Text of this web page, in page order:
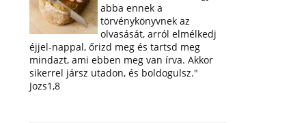
abba ennek a
törvénykönyvnek az
olvasását, arról elmélkedj
éjjel-nappal, őrizd meg és tartsd meg
mindazt, ami ebben meg van írva. Akkor
sikerrel jársz utadon, és boldogulsz."
Jozs1,8